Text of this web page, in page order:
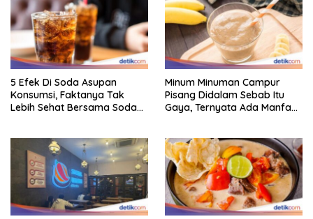
5 Efek Di Soda Asupan
Konsumsi, Faktanya Tak
Lebih Sehat Bersama Soda
Minum Minuman Campur
Pisang Didalam Sebab Itu
Gaya, Ternyata Ada Manfaat